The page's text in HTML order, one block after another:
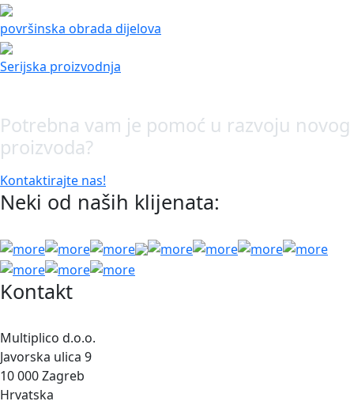
površinska obrada dijelova
Serijska proizvodnja
Potrebna vam je pomoć u razvoju novog
proizvoda?
Kontaktirajte nas!
Neki od naših klijenata:
Kontakt
Multiplico d.o.o.
Javorska ulica 9
10 000 Zagreb
Hrvatska